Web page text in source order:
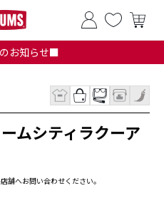
お知らせ■
ムシティラクーア
舗へお問い合わせください。